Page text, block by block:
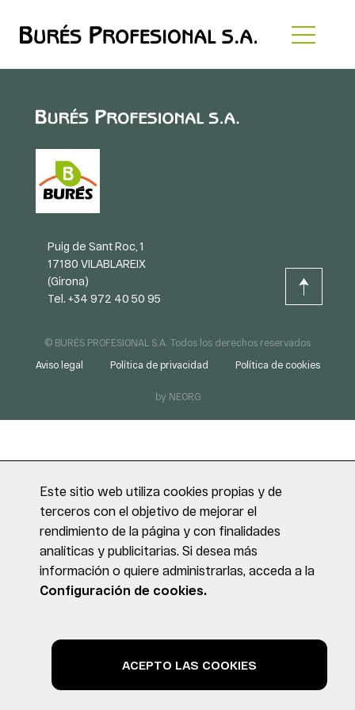
Puig de Sant Roc, 1
17180 VILABLAREIX
(Girona)
Tel. +34 972 40 50 95
© BURÉS PROFESIONAL S.A. Todos los derechos reservados
Aviso legal
Política de privacidad Política de cookies
by NEORG
Este sitio web utiliza cookies propias y de
terceros con el objetivo de mejorar el
rendimiento de la página y con finalidades
analíticas y publicitarias. Si desea más
información o quiere administrarlas, acceda a la
Configuración de cookies.
ACEPTO LAS COOKIES